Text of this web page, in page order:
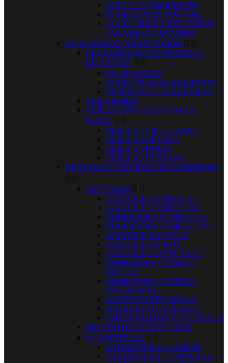
AIRE ACONDICIONADO
GENERADORES DE AIRE
ACCESORIOS Y REPUESTOS
PARA REFRIGERACION
CLARABOYAS, VENTILACION  
CLARABOYAS, ACCESORIOS Y
REPUESTOS  
CLARABOYAS
ACCESORIOS CLARABOYAS
REPUESTOS CLARABORAS
AIREADORES
REJILLAS´NEVERA VENTA Y
PARED  
REJILLAS CIRCULARES
REJILLAS NEVERA
REJILLAS PARED
REJILLAS VENTANA
VENTANAS, ESTORES Y MOSQUITEROS
 
VENTANAS  
ABATIBLE DOMETIC S4
ABATIBLE DOMETIC S10
CORREDERA DOMETIC S4
CORREDERA DOMETIC S10
ABATIBLE RW STYLE
ABATIBLE RW ECO
ABATIBLE POLYPLASTIC
CORREDERA CARBEST
MOTION
CORREDERA CARBEST
UNIVESRSAL
CARBEST ESPECIFICAS
OJO BUEY POLYPLASTIC
CORTAVIENTOS VENTANILLA
REPUESTOS DE VENTANAS
MOSQUITERAS  
MOSQUITERAS CAMPER
MOSQUITERAS CARAVANA